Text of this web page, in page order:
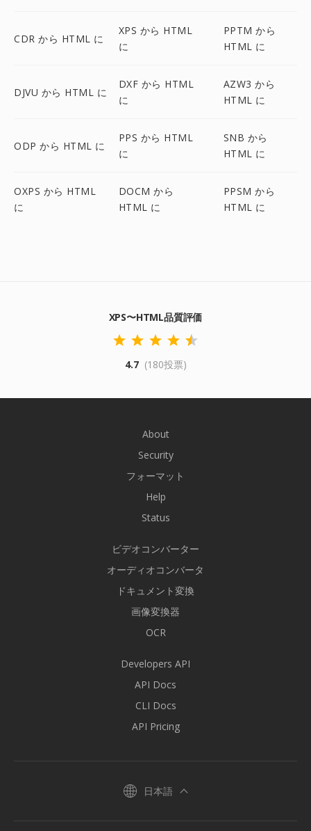
CDR から HTML に
XPS から HTML
に
PPTM から
HTML に
DJVU から HTML に
DXF から HTML
に
AZW3 から
HTML に
ODP から HTML に
PPS から HTML
に
SNB から
HTML に
OXPS から HTML
に
DOCM から
HTML に
PPSM から
HTML に
XPS〜HTML品質評価
4.7 (180投票)
About
Security
フォーマット
Help
Status
ビデオコンバーター
オーディオコンバータ
ドキュメント変換
画像変換器
OCR
Developers API
API Docs
CLI Docs
API Pricing
日本語